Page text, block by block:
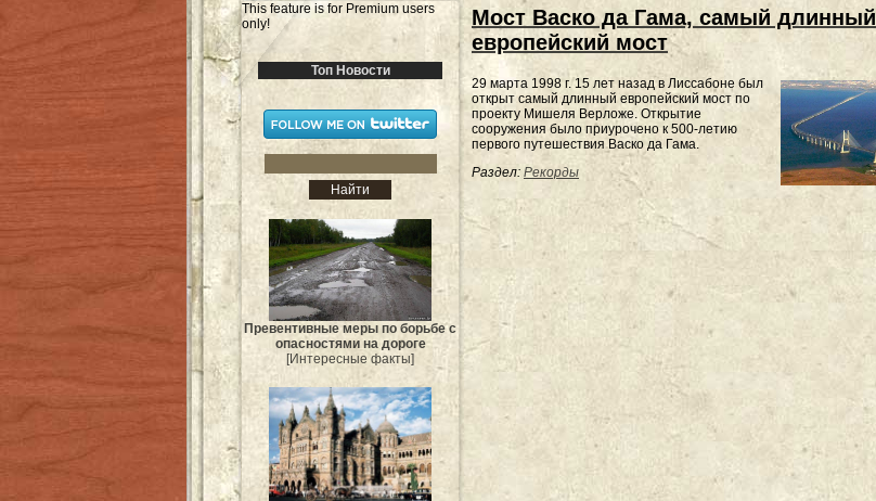
This feature is for Premium users
only!
Топ Новости
Превентивные меры по борьбе с
опасностями на дороге
[Интересные факты]
Мост Васко да Гама, самый длинный
европейский мост
29 марта 1998 г. 15 лет назад в Лиссабоне был
открыт самый длинный европейский мост по
проекту Мишеля Верложе. Открытие
сооружения было приурочено к 500-летию
первого путешествия Васко да Гама.
Раздел: Рекорды